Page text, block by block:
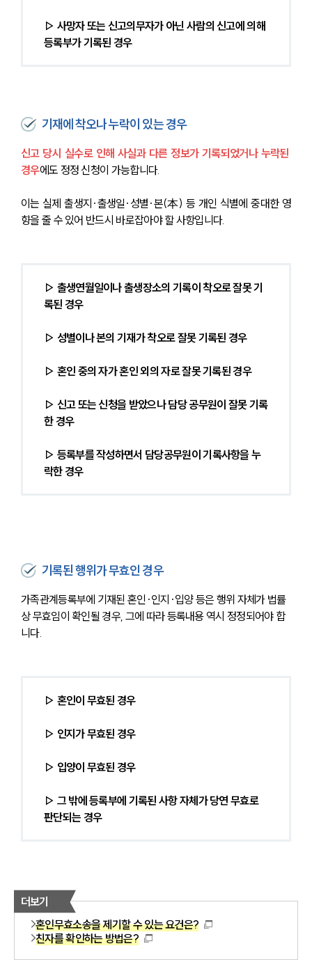
▷ 사망자 또는 신고의무자가 아닌 사람의 신고에 의해
등록부가 기록된 경우
기재에 착오나 누락이 있는 경우
신고 당시 실수로 인해 사실과 다른 정보가 기록되었거나 누락된
경우에도 정정 신청이 가능합니다.
이는 실제 출생지·출생일·성별·본(本) 등 개인 식별에 중대한 영
향을 줄 수 있어 반드시 바로잡아야 할 사항입니다.
▷ 출생연월일이나 출생장소의 기록이 착오로 잘못 기
록된 경우
▷ 성별이나 본의 기재가 착오로 잘못 기록된 경우
▷ 혼인 중의 자가 혼인 외의 자로 잘못 기록된 경우
▷ 신고 또는 신청을 받았으나 담당 공무원이 잘못 기록
한 경우
▷ 등록부를 작성하면서 담당공무원이 기록사항을 누
락한 경우
기록된 행위가 무효인 경우
가족관계등록부에 기재된 혼인·인지·입양 등은 행위 자체가 법률
상 무효임이 확인될 경우, 그에 따라 등록내용 역시 정정되어야 합
니다.
▷ 혼인이 무효된 경우
▷ 인지가 무효된 경우
▷ 입양이 무효된 경우
▷ 그 밖에 등록부에 기록된 사항 자체가 당연 무효로
판단되는 경우
더보기
혼인무효소송을 제기할 수 있는 요건은?
친자를 확인하는 방법은?